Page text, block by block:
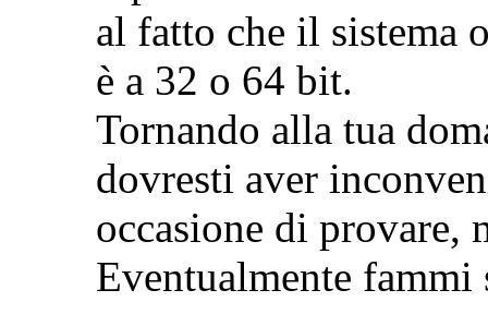
al fatto che il sistema
è a 32 o 64 bit.
Tornando alla tua
dovresti aver
occasione di provare,
Eventualmente fammi